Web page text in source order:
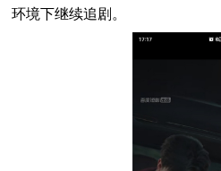
环境下继续追剧。